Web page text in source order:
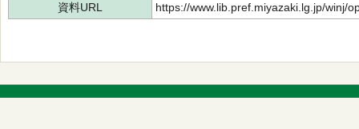
資料URL
https://www.lib.pref.miyazaki.lg.jp/winj/